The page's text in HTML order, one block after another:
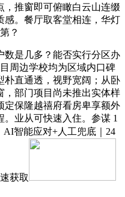
，推窗即可俯瞰白云山连缀
感。餐厅取客堂相连，华灯
？
是几多？能否实行分区办
周边学校均为区域内口碑
朴直通透，视野宽阔；从卧
，部门项目尚未推出实体样
定保隆越禧府看房卑享额外
业从可快速入住。参谋 1
AI智能应对+人工兜底｜24
获取